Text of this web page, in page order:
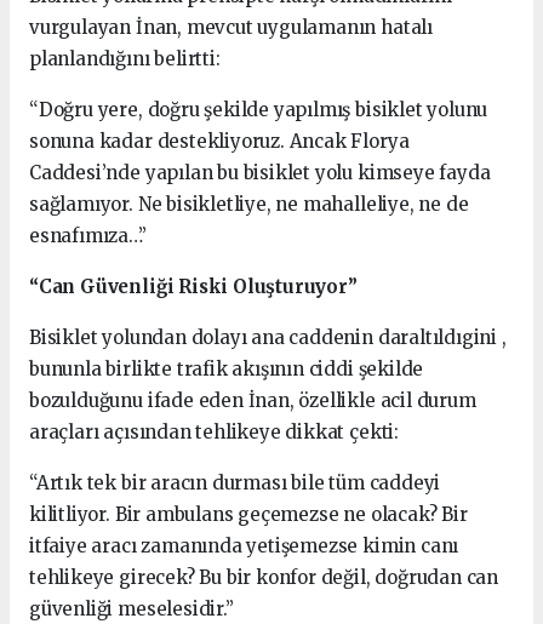
vurgulayan İnan, mevcut uygulamanın hatalı
planlandığını belirtti:
“Doğru yere, doğru şekilde yapılmış bisiklet yolunu
sonuna kadar destekliyoruz. Ancak Florya
Caddesi’nde yapılan bu bisiklet yolu kimseye fayda
sağlamıyor. Ne bisikletliye, ne mahalleliye, ne de
esnafımıza…”
“Can Güvenliği Riski Oluşturuyor”
Bisiklet yolundan dolayı ana caddenin daraltıldıgini ,
bununla birlikte trafik akışının ciddi şekilde
bozulduğunu ifade eden İnan, özellikle acil durum
araçları açısından tehlikeye dikkat çekti:
“Artık tek bir aracın durması bile tüm caddeyi
kilitliyor. Bir ambulans geçemezse ne olacak? Bir
itfaiye aracı zamanında yetişemezse kimin canı
tehlikeye girecek? Bu bir konfor değil, doğrudan can
güvenliği meselesidir.”